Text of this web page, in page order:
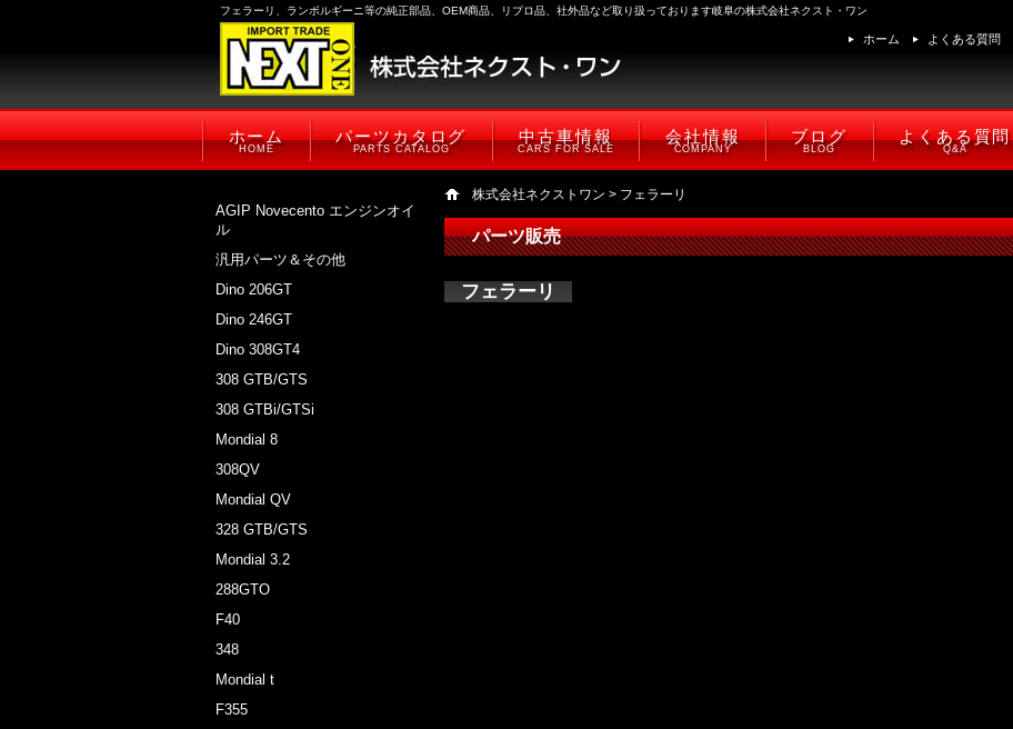
フェラーリ、ランボルギーニ等の純正部品、OEM商品、リプロ品、社外品など取り扱っております岐阜の株式会社ネクスト・ワン
ホーム よくある質問
ホーム
HOME
パーツカタログ
PARTS CATALOG
中古車情報
CARS FOR SALE
会社情報
COMPANY
ブログ
BLOG
よくある質問
Q&A
AGIP Novecento エンジンオイ
ル
汎用パーツ＆その他
Dino 206GT
Dino 246GT
Dino 308GT4
308 GTB/GTS
308 GTBi/GTSi
Mondial 8
308QV
Mondial QV
328 GTB/GTS
Mondial 3.2
288GTO
F40
348
Mondial t
F355
株式会社ネクストワン > フェラーリ
パーツ販売
フェラーリ